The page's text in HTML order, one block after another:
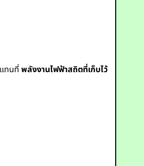
แทนที่พลังงานไฟฟ้าสถิตที่เก็บไว้